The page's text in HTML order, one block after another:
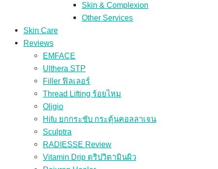
Skin & Complexion
Other Services
Skin Care
Reviews
EMFACE
Ulthera STP
Filler ฟิลเลอร์
Thread Lifting ร้อยไหม
Oligio
Hifu ยกกระชับ กระตุ้นคอลลาเจน
Sculptra
RADIESSE Review
Vitamin Drip ดริปวิตามินผิว